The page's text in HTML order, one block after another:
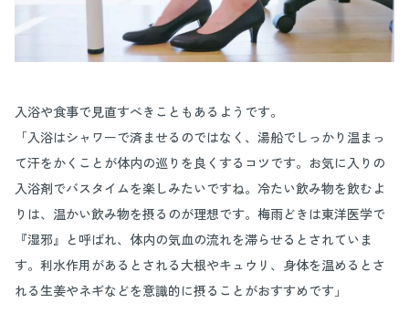
入浴や食事で見直すべきこともあるようです。
「入浴はシャワーで済ませるのではなく、湯船でしっかり温まっ
て汗をかくことが体内の巡りを良くするコツです。お気に入りの
入浴剤でバスタイムを楽しみたいですね。冷たい飲み物を飲むよ
りは、温かい飲み物を摂るのが理想です。梅雨どきは東洋医学で
『湿邪』と呼ばれ、体内の気血の流れを滞らせるとされていま
す。利水作用があるとされる大根やキュウリ、身体を温めるとさ
れる生姜やネギなどを意識的に摂ることがおすすめです」